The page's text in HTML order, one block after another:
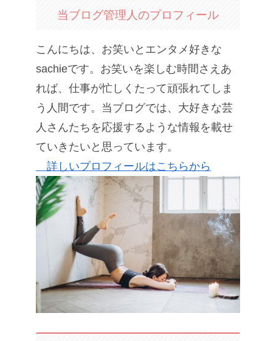
当ブログ管理人のプロフィール
こんにちは、お笑いとエンタメ好きな
sachieです。お笑いを楽しむ時間さえあ
れば、仕事が忙しくたって頑張れてしま
う人間です。当ブログでは、大好きな芸
人さんたちを応援するような情報を載せ
ていきたいと思っています。
詳しいプロフィールはこちらから